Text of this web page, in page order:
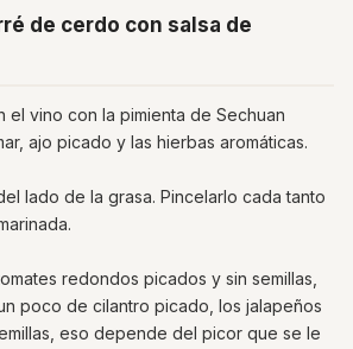
de cerdo con salsa de
el vino con la pimienta de Sechuan
ajo picado y las hierbas aromáticas.
lado de la grasa. Pincelarlo cada tanto
redondos picados y sin semillas,
poco de cilantro picado, los jalapeños
eso depende del picor que se le